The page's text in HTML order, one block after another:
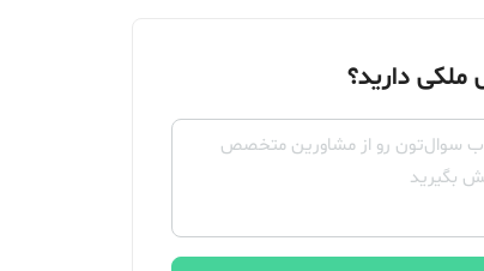
ملکی دارید؟